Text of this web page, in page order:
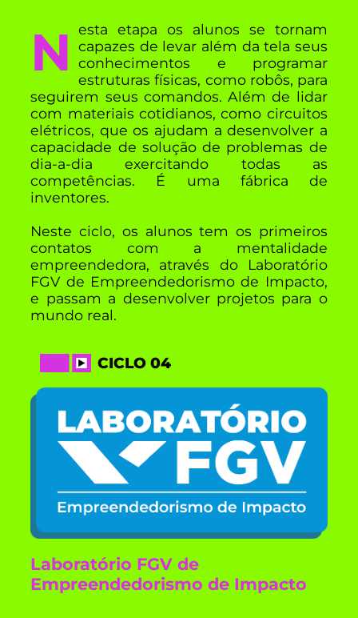
Nesta etapa os alunos se tornam
capazes de levar além da tela seus
conhecimentos e programar
estruturas físicas, como robôs, para
seguirem seus comandos. Além de lidar
com materiais cotidianos, como circuitos
elétricos, que os ajudam a desenvolver a
capacidade de solução de problemas de
dia-a-dia exercitando todas as
competências. É uma fábrica de
inventores.
Neste ciclo, os alunos tem os primeiros
contatos com a mentalidade
empreendedora, através do Laboratório
FGV de Empreendedorismo de Impacto,
e passam a desenvolver projetos para o
mundo real.
CICLO 04
Laboratório FGV de
Empreendedorismo de Impacto